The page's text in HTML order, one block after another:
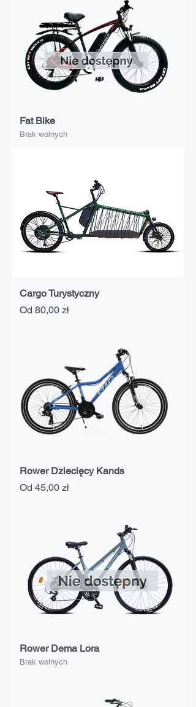
Fat Bike
Brak wolnych
Cargo Turystyczny
Od 80,00 zł
Cena rabatowa
Rower Dziecięcy Kands
Od 45,00 zł
Cena rabatowa
Rower Dema Lora
Brak wolnych